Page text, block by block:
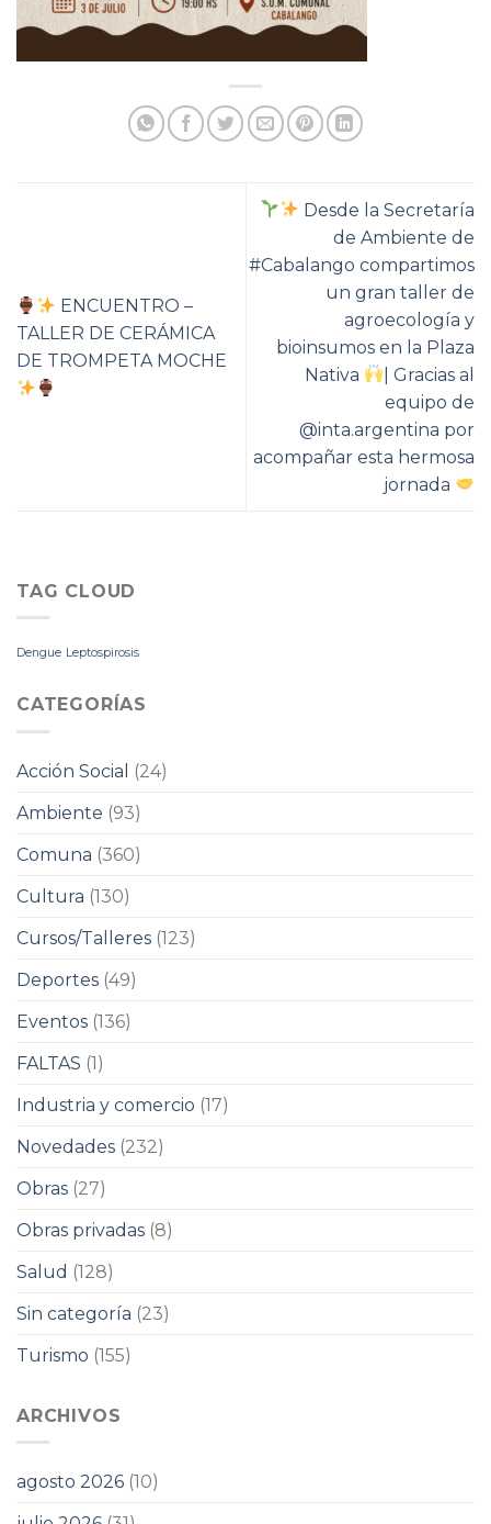
ENCUENTRO –
TALLER DE CERÁMICA
DE TROMPETA MOCHE
Desde la Secretaría
de Ambiente de
#Cabalango compartimos
un gran taller de
agroecología y
bioinsumos en la Plaza
Nativa
| Gracias al
equipo de
@inta.argentina por
acompañar esta hermosa
jornada
TAG CLOUD
Dengue Leptospirosis
CATEGORÍAS
Acción Social
(24)
Ambiente (93)
Comuna (360)
Cultura (130)
Cursos/Talleres (123)
Deportes (49)
Eventos (136)
FALTAS (1)
Industria y comercio (17)
Novedades (232)
Obras (27)
Obras privadas (8)
Salud (128)
Sin categoría (23)
Turismo (155)
ARCHIVOS
agosto 2026 (10)